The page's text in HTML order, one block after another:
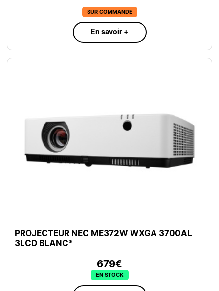
SUR COMMANDE
En savoir +
PROJECTEUR NEC ME372W WXGA 3700AL
3LCD BLANC*
679€
EN STOCK